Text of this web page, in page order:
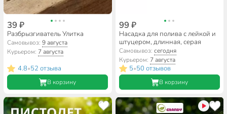
39 ₽
Разбрызгиватель Улитка
Самовывоз:9 августа
Курьером: 7 августа
4.8•52 отзыва
В корзину
99 ₽
Насадка для полива с лейкой и
штуцером, длинная, серая
Самовывоз: сегодня
Курьером: 7 августа
5•50 отзывов
В корзину